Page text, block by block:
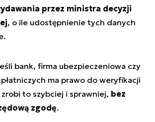
przez ministra decyzji
, o ile udostępnienie tych danych
bank, firma ubezpieczeniowa czy
ma prawo do weryfikacji
to szybciej i sprawniej, bez
zgodę.